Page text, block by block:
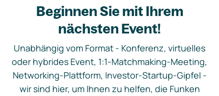
Beginnen Sie mit Ihrem
nächsten Event!
Unabhängig vom Format - Konferenz, virtuelles
oder hybrides Event, 1:1-Matchmaking-Meeting,
Networking-Plattform, Investor-Startup-Gipfel -
wir sind hier, um Ihnen zu helfen, die Funken